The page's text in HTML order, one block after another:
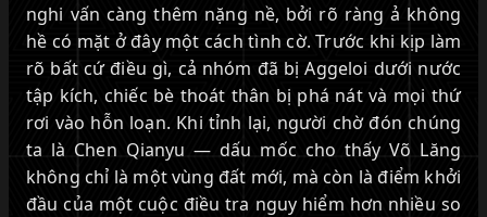
nghi vấn càng thêm nặng nề, bởi rõ ràng ả không
hề có mặt ở đây một cách tình cờ. Trước khi kịp làm
rõ bất cứ điều gì, cả nhóm đã bị Aggeloi dưới nước
tập kích, chiếc bè thoát thân bị phá nát và mọi thứ
rơi vào hỗn loạn. Khi tỉnh lại, người chờ đón chúng
ta là Chen Qianyu — dấu mốc cho thấy Võ Lăng
không chỉ là một vùng đất mới, mà còn là điểm khởi
đầu của một cuộc điều tra nguy hiểm hơn nhiều so